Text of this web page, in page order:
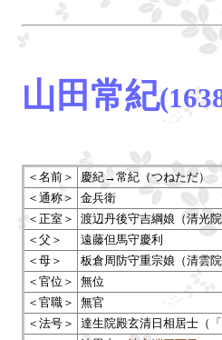
山田常紀
＜名前＞
慶紀→常紀（つねただ）
＜通称＞
金兵衛
＜正室＞
渡辺丹後守吉綱娘（清光
＜父＞
遠藤但馬守慶利
＜母＞
板倉周防守重宗娘（清雲
＜官位＞
無位
＜官職＞
無官
＜法号＞
達生院殿玄清日相居士（